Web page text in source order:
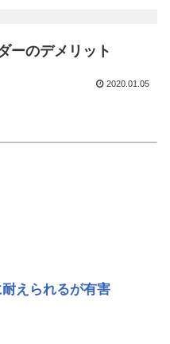
ーのデメリット
2020.01.05
えられるが有害